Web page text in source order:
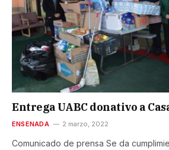
Entrega UABC donativo a
ENSENADA 2 marzo, 2022
Comunicado de prensa Se da